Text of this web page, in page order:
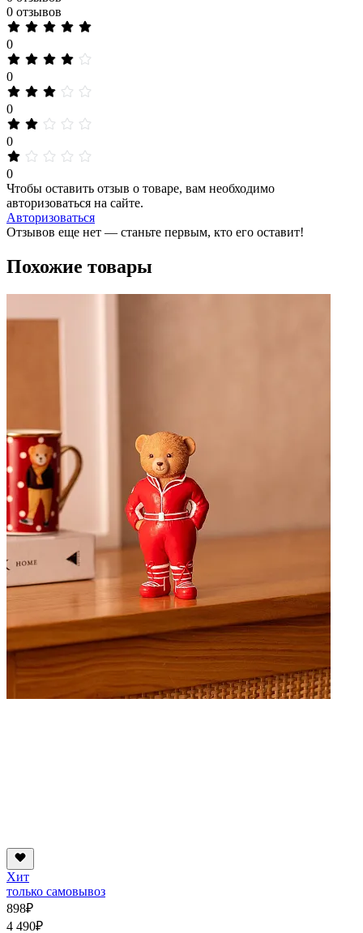
0 отзывов
0
0
0
0
0
Чтобы оставить отзыв о товаре, вам необходимо
авторизоваться на сайте.
Авторизоваться
Отзывов еще нет — станьте первым, кто его оставит!
Похожие товары
Хит
только самовывоз
898₽
4 490₽